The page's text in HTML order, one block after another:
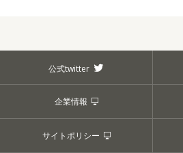
公式twitter
企業情報
サイトポリシー